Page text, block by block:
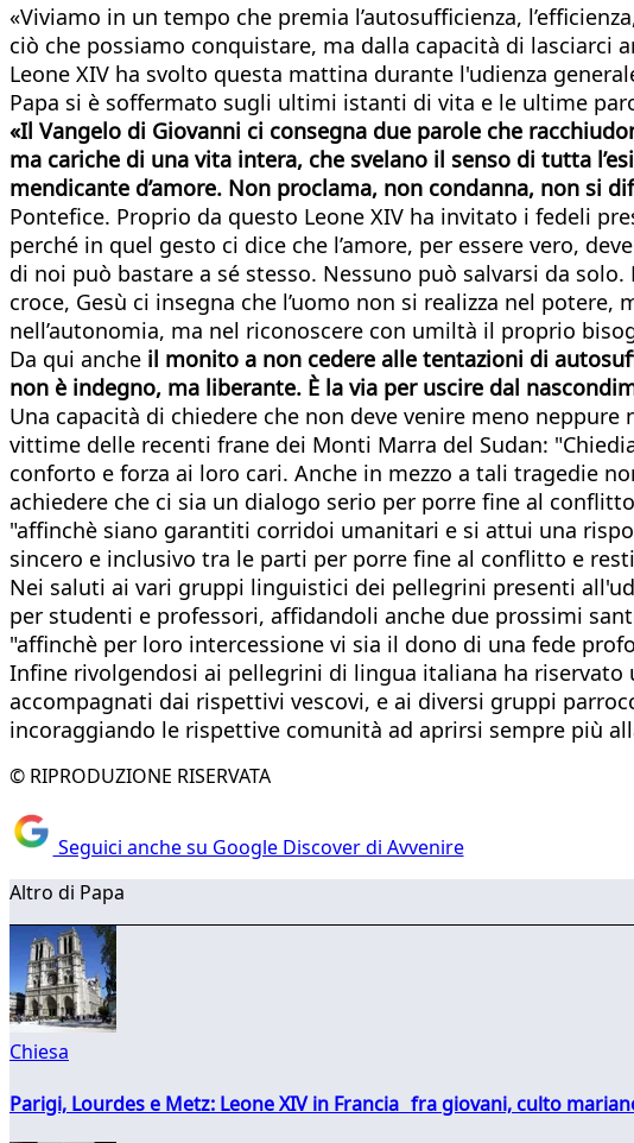
«Viviamo in un tempo che premia l’autosufficienza,
ciò che possiamo conquistare, ma dalla capacità di lasciarci
Leone XIV ha svolto questa mattina durante l'udienza
Papa si è soffermato sugli ultimi istanti di vita e le ultime
«Il Vangelo di Giovanni ci consegna due parole che
ma cariche di una vita intera, che svelano il senso di tutta
mendicante d’amore. Non proclama, non condanna, non si
Pontefice. Proprio da questo Leone XIV ha invitato i fedeli
perché in quel gesto ci dice che l’amore, per essere vero,
di noi può bastare a sé stesso. Nessuno può salvarsi da
croce, Gesù ci insegna che l’uomo non si realizza nel
nell’autonomia, ma nel riconoscere con umiltà il proprio
Da qui anche il monito a non cedere alle tentazioni di
non è indegno, ma liberante. È la via per uscire dal
Una capacità di chiedere che non deve venire meno
vittime delle recenti frane dei Monti Marra del Sudan:
conforto e forza ai loro cari. Anche in mezzo a tali tragedie
achiedere che ci sia un dialogo serio per porre fine al
"affinchè siano garantiti corridoi umanitari e si attui una
sincero e inclusivo tra le parti per porre fine al conflitto e
Nei saluti ai vari gruppi linguistici dei pellegrini presenti
per studenti e professori, affidandoli anche due prossimi
"affinchè per loro intercessione vi sia il dono di una fede
Infine rivolgendosi ai pellegrini di lingua italiana ha riservato
accompagnati dai rispettivi vescovi, e ai diversi gruppi
incoraggiando le rispettive comunità ad aprirsi sempre più
© RIPRODUZIONE RISERVATA
Seguici anche su Google Discover di Avvenire
Altro di Papa
Chiesa
Parigi, Lourdes e Metz: Leone XIV in Francia fra giovani, culto